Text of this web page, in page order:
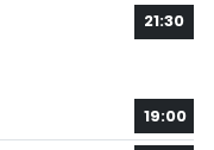
21:30
19:00